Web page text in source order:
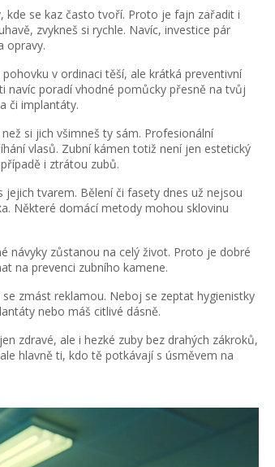
kde se kaz často tvoří. Proto je fajn zařadit i
zvykneš si rychle. Navíc, investice pár
opravy.
v ordinaci těší, ale krátká preventivní
navíc poradí vhodné pomůcky přesně na tvůj
či implantáty.
si jich všimneš ty sám. Profesionální
vlasů. Zubní kámen totiž není jen estetický
i ztrátou zubů.
tvarem. Bělení či fasety dnes už nejsou
Některé domácí metody mohou sklovinu
návyky zůstanou na celý život. Proto je dobré
na prevenci zubního kamene.
zmást reklamou. Neboj se zeptat hygienistky
nebo máš citlivé dásně.
zdravé, ale i hezké zuby bez drahých zákroků,
hlavně ti, kdo tě potkávají s úsměvem na